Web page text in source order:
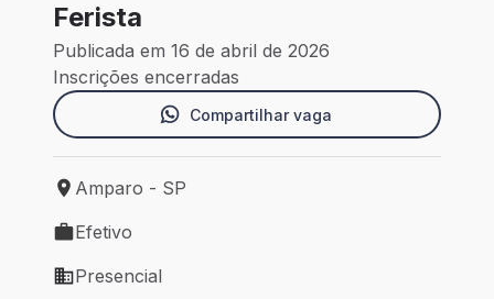
Ferista
Publicada em 16 de abril de 2026
Inscrições encerradas
Compartilhar vaga
Local de trabalho: Amparo - SP
Amparo - SP
Tipo de vaga: Efetivo
Efetivo
Modelo de trabalho: Presencial
Presencial